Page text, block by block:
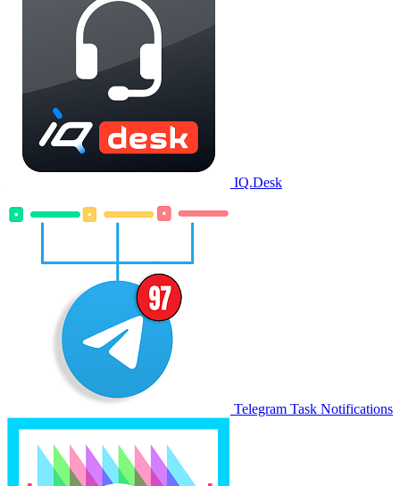
IQ.Desk
Telegram Task Notifications